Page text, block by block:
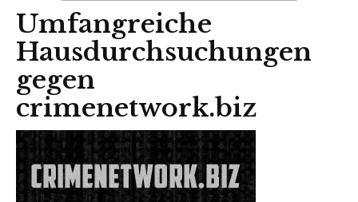
Umfangreiche
Hausdurchsuchungen
gegen
crimenetwork.biz